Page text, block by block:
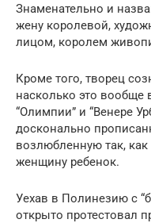
Знаменательно и
жену королевой,
лицом, королем
Кроме того, творец
насколько это
“Олимпии” и “Венере
досконально
возлюбленную так,
женщину ребенок.
Уехав в Полинезию с
открыто протестовал